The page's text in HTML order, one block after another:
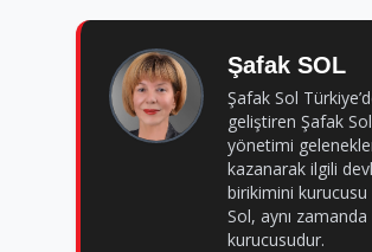
Şafak SOL
Şafak Sol
geliştiren Şafak
yönetimi
kazanarak ilgili
birikimini
Sol, aynı
kurucusudur.